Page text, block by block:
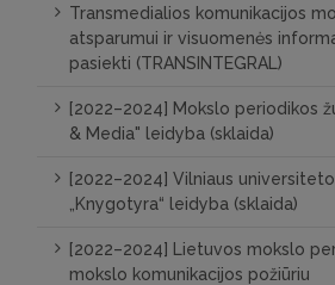
Transmedialios komunikacijos
atsparumui ir visuomenės
pasiekti (TRANSINTEGRAL)
[2022–2024] Mokslo periodikos
& Media" leidyba (sklaida)
[2022–2024] Vilniaus
„Knygotyra“ leidyba (sklaida)
[2022–2024] Lietuvos mokslo
mokslo komunikacijos požiūriu